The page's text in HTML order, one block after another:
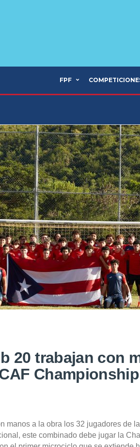
FPF
20 trabajan con
Championship
manos a la obra los 32 jugadores de
este combinado debe jugar la